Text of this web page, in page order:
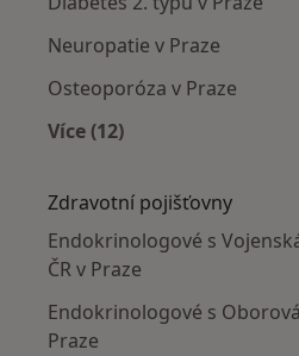
Neuropatie v Praze
Osteoporóza v Praze
Více (12)
Zdravotní pojišťovny
Endokrinologové s
ČR v Praze
Endokrinologové s
Praze